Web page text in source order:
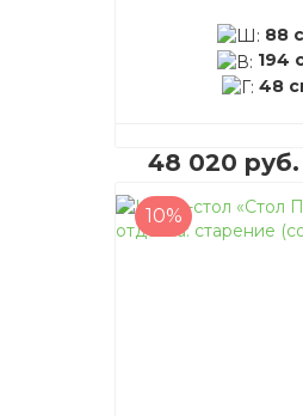
88
194
48
48 020 руб.
– + В
10%